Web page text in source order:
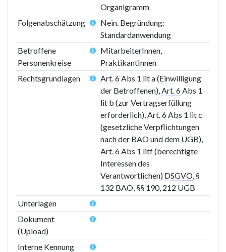
Organigramm
Folgenabschätzung
Nein. Begründung:
Standardanwendung
Betroffene
Personenkreise
MitarbeiterInnen,
PraktikantInnen
Rechtsgrundlagen
Art. 6 Abs 1 lit a (Einwilligung
der Betroffenen), Art. 6 Abs 1
lit b (zur Vertragserfüllung
erforderlich), Art. 6 Abs 1 lit c
(gesetzliche Verpflichtungen
nach der BAO und dem UGB),
Art. 6 Abs 1 litf (berechtigte
Interessen des
Verantwortlichen) DSGVO , §
132 BAO, §§ 190, 212 UGB
Unterlagen
Dokument
(Upload)
Interne Kennung